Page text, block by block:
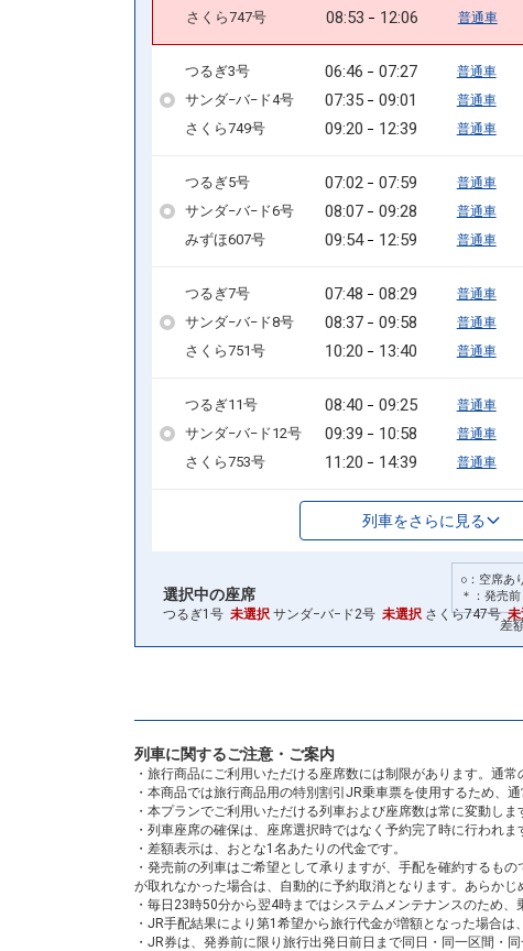
さくら747号 08:53 12:06 普通車
つるぎ3号 06:46 07:27 普通車
サンダ−バ−ド4号 07:35 09:01 普通車
さくら749号 09:20 12:39 普通車
つるぎ5号 07:02 07:59 普通車
サンダ−バ−ド6号 08:07 09:28 普通車
みずほ607号 09:54 12:59 普通車
つるぎ7号 07:48 08:29 普通車
サンダ−バ−ド8号 08:37 09:58 普通車
さくら751号 10:20 13:40 普通車
つるぎ11号 08:40 09:25 普通車
サンダ−バ−ド12号 09:39 10:58 普通車
さくら753号 11:20 14:39 普通車
列車をさらに見る
○：空席あ
＊：発売
差
選択中の座席
つるぎ1号 未選択 サンダ−バ−ド2号 未選択 さくら747号
列車に関するご注意・ご案内
・旅行商品にご利用いただける座席数には制限があります。通
・本商品では旅行商品用の特別割引JR乗車票を使用するため、
・本プランでご利用いただける列車および座席数は常に変動し
・列車座席の確保は、座席選択時ではなく予約完了時に行われ
・差額表示は、おとな1名あたりの代金です。
・発売前の列車はご希望として承りますが、手配を確約するも
が取れなかった場合は、自動的に予約取消となります。あらかじ
・毎日23時50分から翌4時まではシステムメンテナンスのため、
・JR手配結果により第1希望から旅行代金が増額となった場合は
・JR券は、発券前に限り旅行出発日前日まで同日・同一区間・